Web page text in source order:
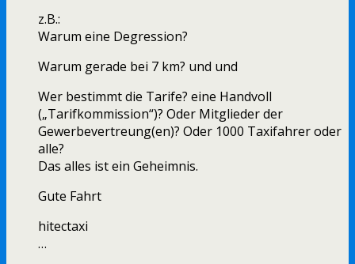
z.B.:
Warum eine Degression?
Warum gerade bei 7 km? und und
Wer bestimmt die Tarife? eine Handvoll
(„Tarifkommission“)? Oder Mitglieder der
Gewerbevertreung(en)? Oder 1000 Taxifahrer oder
alle?
Das alles ist ein Geheimnis.
Gute Fahrt
hitectaxi
…